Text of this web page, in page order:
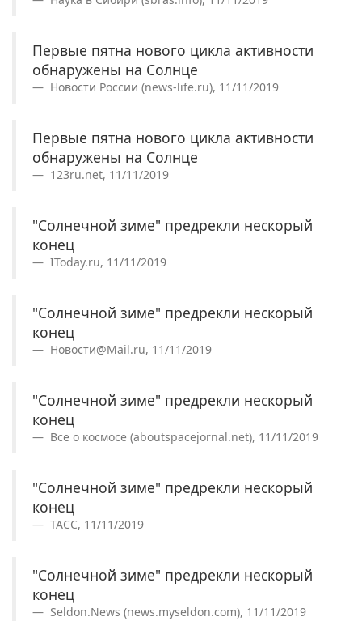
Первые пятна нового цикла активности
обнаружены на Солнце
Новости России (news-life.ru), 11/11/2019
Первые пятна нового цикла активности
обнаружены на Солнце
123ru.net, 11/11/2019
"Солнечной зиме" предрекли нескорый
конец
IToday.ru, 11/11/2019
"Солнечной зиме" предрекли нескорый
конец
Новости@Mail.ru, 11/11/2019
"Солнечной зиме" предрекли нескорый
конец
Все о космосе (aboutspacejornal.net), 11/11/2019
"Солнечной зиме" предрекли нескорый
конец
ТАСС, 11/11/2019
"Солнечной зиме" предрекли нескорый
конец
Seldon.News (news.myseldon.com), 11/11/2019